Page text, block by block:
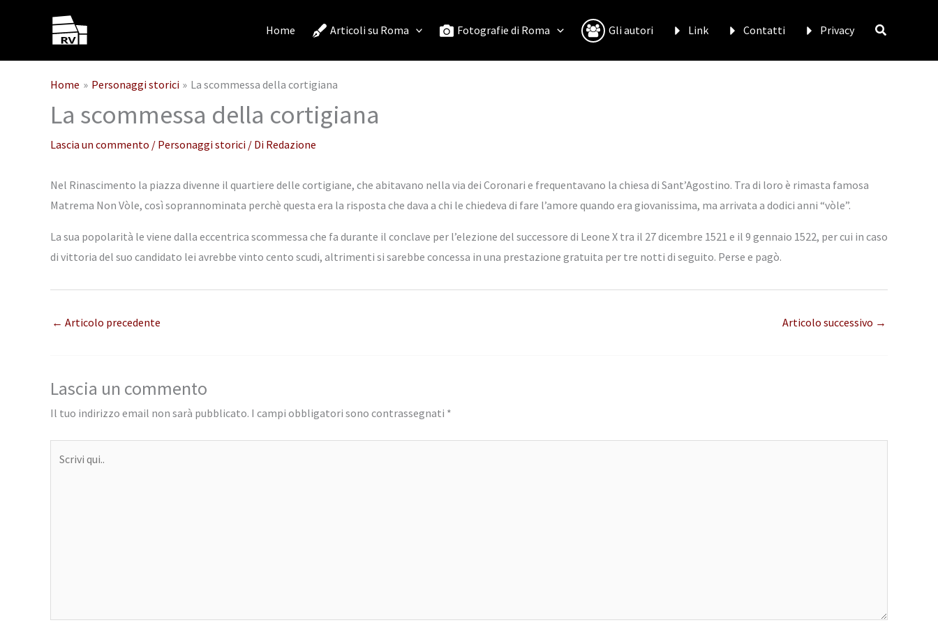
Home Articoli su Roma Fotografie di Roma Gli autori Link Contatti Privacy
Home Personaggi storici La scommessa della cortigiana
La scommessa della cortigiana
Lascia un commento / Personaggi storici / Di Redazione
Nel Rinascimento la piazza divenne il quartiere delle cortigiane, che abitavano nella via dei Coronari e frequentavano la chiesa di Sant’Agostino. Tra di loro è rimasta famosa
Matrema Non Vòle, così soprannominata perchè questa era la risposta che dava a chi le chiedeva di fare l’amore quando era giovanissima, ma arrivata a dodici anni “vòle”.
La sua popolarità le viene dalla eccentrica scommessa che fa durante il conclave per l’elezione del successore di Leone X tra il 27 dicembre 1521 e il 9 gennaio 1522, per cui in caso
di vittoria del suo candidato lei avrebbe vinto cento scudi, altrimenti si sarebbe concessa in una prestazione gratuita per tre notti di seguito. Perse e pagò.
← Articolo precedente Articolo successivo →
Lascia un commento
Il tuo indirizzo email non sarà pubblicato. I campi obbligatori sono contrassegnati *